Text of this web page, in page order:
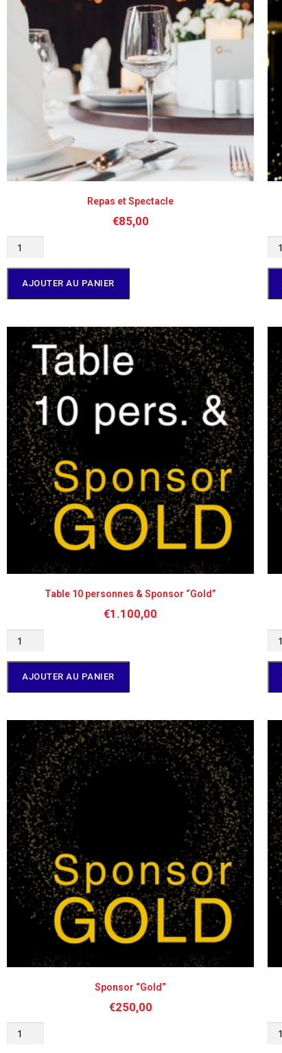
Repas et Spectacle
€85,00
AJOUTER AU PANIER
Table 10 personnes & Sponsor “Gold”
€1.100,00
AJOUTER AU PANIER
Sponsor “Gold”
€250,00